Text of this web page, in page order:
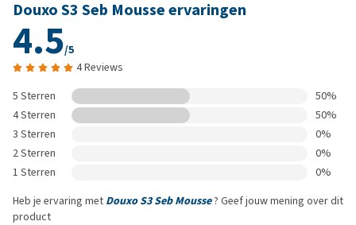
Douxo S3 Seb Mousse ervaringen
4.5/5
4 Reviews
5 Sterren
50%
4 Sterren
50%
3 Sterren
0%
2 Sterren
0%
1 Sterren
0%
Heb je ervaring met Douxo S3 Seb Mousse? Geef jouw mening over dit
product